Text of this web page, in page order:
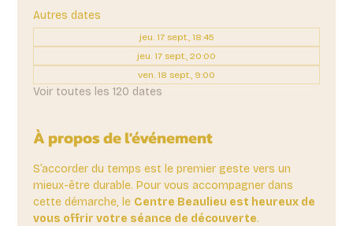
Autres dates
jeu. 17 sept., 18:45
jeu. 17 sept., 20:00
ven. 18 sept., 9:00
Voir toutes les 120 dates
À propos de l'événement
S’accorder du temps est le premier geste vers un
mieux-être durable. Pour vous accompagner dans
cette démarche, le Centre Beaulieu est heureux de
vous offrir votre séance de découverte.